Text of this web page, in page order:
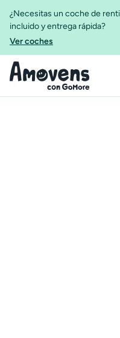
¿Necesitas un coche de
incluido y entrega rápida?
Ver coches